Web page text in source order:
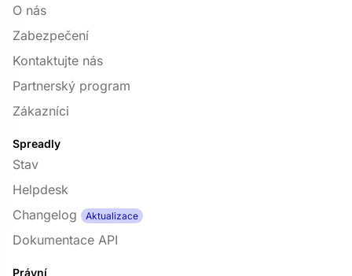
O nás
Zabezpečení
Kontaktujte nás
Partnerský program
Zákazníci
Spreadly
Stav
Helpdesk
Changelog
Aktualizace
Dokumentace API
Právní